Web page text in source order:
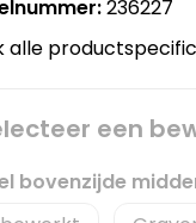
236227
alle
een
bovenzijde